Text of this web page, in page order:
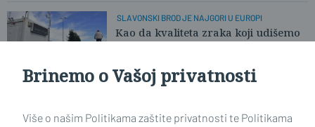
SLAVONSKI BROD JE NAJGORI U EUROPI
Kao da kvaliteta zraka koji udišemo
više nikoga ne zanima
Brinemo o Vašoj privatnosti
Više o našim Politikama zaštite privatnosti te Politikama